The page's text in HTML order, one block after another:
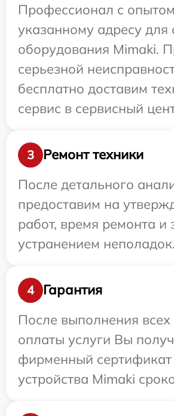
Профессионал с
указанному адресу для
оборудования Mimaki.
серьезной
бесплатно доставим
сервис в сервисный
3
Ремонт техники
После детального
предоставим на
работ, время ремонта и
устранением неполадок.
4
Гарантия
После выполнения всех
оплаты услуги Вы
фирменный
устройства Mimaki